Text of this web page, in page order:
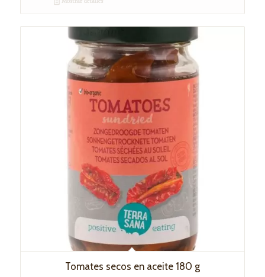
Tomates secos en aceite 180 g